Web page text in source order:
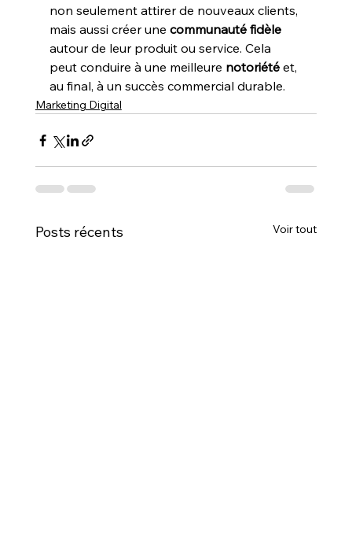
non seulement attirer de nouveaux clients,
mais aussi créer une communauté fidèle
autour de leur produit ou service. Cela
peut conduire à une meilleure notoriété et,
au final, à un succès commercial durable.
Marketing Digital
Posts récents Voir tout